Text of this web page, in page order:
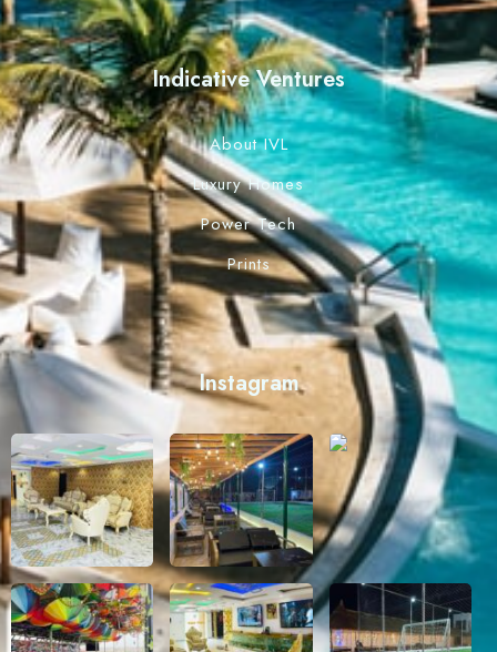
Indicative Ventures
About IVL
Luxury Homes
Power Tech
Prints
Instagram